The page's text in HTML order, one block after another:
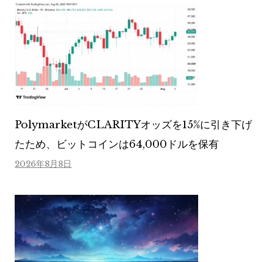
PolymarketがCLARITYオッズを15%に引き下げ
たため、ビットコインは64,000ドルを保有
2026年8月8日